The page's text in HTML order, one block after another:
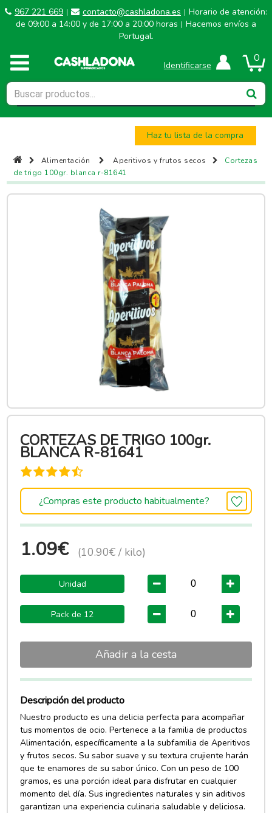
967 221 669 | contacto@cashladona.es | Horario de atención:
de 09:00 a 14:00 y de 17:00 a 20:00 horas | Hacemos envíos a
Portugal.
0
Identificarse
Haz tu lista de la compra
Alimentación Aperitivos y frutos secos
Cortezas
de trigo 100gr. blanca r-81641
CORTEZAS DE TRIGO 100gr.
BLANCA R-81641
¿Compras este producto habitualmente?
1.09€ (10.90€ / kilo)
Unidad
Pack de 12
Añadir a la cesta
Descripción del producto
Nuestro producto es una delicia perfecta para acompañar
tus momentos de ocio. Pertenece a la familia de productos
Alimentación, específicamente a la subfamilia de Aperitivos
y frutos secos. Su sabor suave y su textura crujiente harán
que te enamores de su sabor único. Con un peso de 100
gramos, es una porción ideal para disfrutar en cualquier
momento del día. Sus ingredientes naturales y sin aditivos
garantizan una experiencia culinaria saludable y deliciosa.